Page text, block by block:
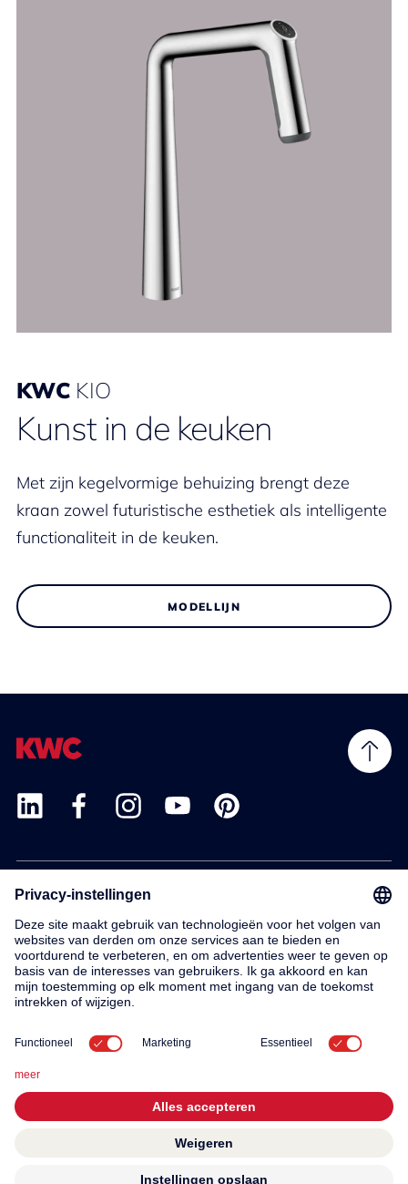
KWC KIO
Kunst in de keuken
Met zijn kegelvormige behuizing brengt deze
kraan zowel futuristische esthetiek als intelligente
functionaliteit in de keuken.
MODELLIJN
Service
Contact
© 2026 KWC Group AG
General terms and conditions Imprint